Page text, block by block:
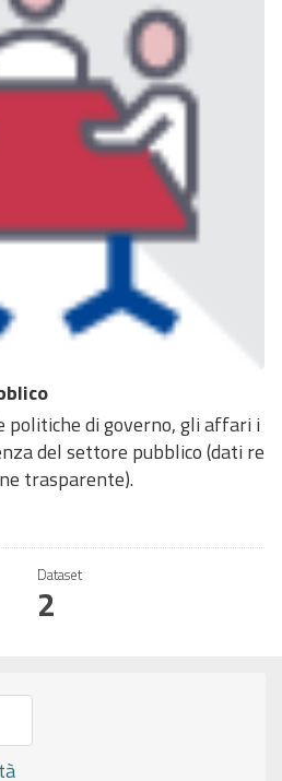
politiche di governo, gli affari i
del settore pubblico (dati re
trasparente).
Dataset
2